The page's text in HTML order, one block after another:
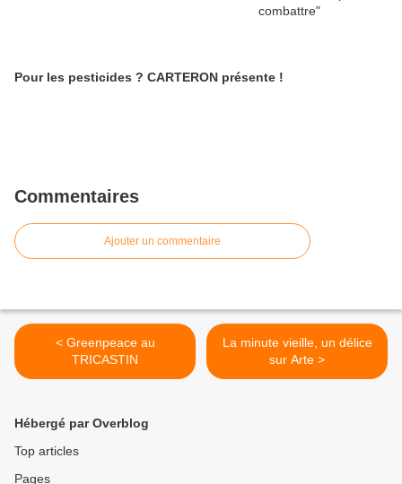
Pour les pesticides ? CARTERON présente !
Commentaires
Ajouter un commentaire
< Greenpeace au
TRICASTIN
La minute vieille, un délice
sur Arte >
Hébergé par Overblog
Top articles
Pages